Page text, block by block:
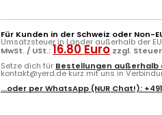
Für Kunden in der Schweiz oder Non-
Umsatzsteuer in Länder außerhalb der
MwSt. / USt.:16.80 Euro zzgl.
Setze dich für Bestellungen außerhalb
kontakt@yerd.de kurz mit uns in
...oder perWhatsApp (NUR Chat!):